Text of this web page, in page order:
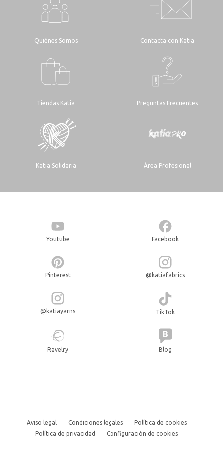
Quiénes Somos Contacta con Katia
Tiendas Katia Preguntas Frecuentes
Katia Solidaria Área Profesional
Youtube Facebook
Pinterest @katiafabrics
@katiayarns TikTok
Ravelry Blog
Aviso legal Condiciones legales
Política de cookies
Política de privacidad
Configuración de cookies